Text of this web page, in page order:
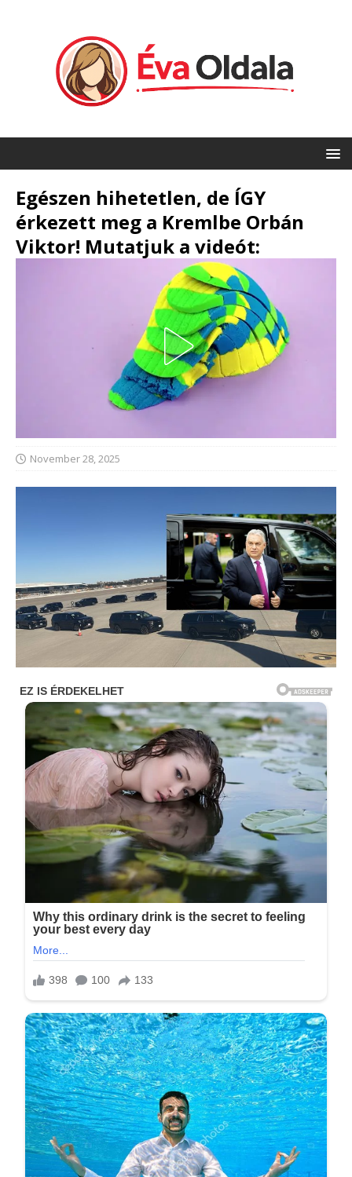
Egészen hihetetlen, de ÍGY
érkezett meg a Kremlbe Orbán
Viktor! Mutatjuk a videót:
November 28, 2025